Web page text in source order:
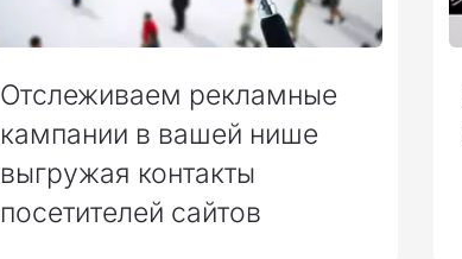
Отслеживаем рекламные
кампании в вашей нише
выгружая контакты
посетителей сайтов